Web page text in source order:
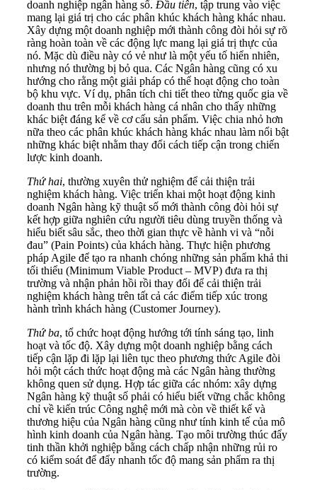
doanh nghiệp ngân hàng số. Đầu tiên, tập trung vào việc
mang lại giá trị cho các phân khúc khách hàng khác nhau.
Xây dựng một doanh nghiệp mới thành công đòi hỏi sự rõ
ràng hoàn toàn về các động lực mang lại giá trị thực của
nó. Mặc dù điều này có vẻ như là một yếu tố hiển nhiên,
nhưng nó thường bị bỏ qua. Các Ngân hàng cũng có xu
hướng cho rằng một giải pháp có thể hoạt động cho toàn
bộ khu vực. Ví dụ, phân tích chi tiết theo từng quốc gia về
doanh thu trên mỗi khách hàng cá nhân cho thấy những
khác biệt đáng kể về cơ cấu sản phẩm. Việc chia nhỏ hơn
nữa theo các phân khúc khách hàng khác nhau làm nổi bật
những khác biệt nhằm thay đổi cách tiếp cận trong chiến
lược kinh doanh.
Thứ hai, thường xuyên thử nghiệm để cải thiện trải
nghiệm khách hàng. Việc triển khai một hoạt động kinh
doanh Ngân hàng kỹ thuật số mới thành công đòi hỏi sự
kết hợp giữa nghiên cứu người tiêu dùng truyền thống và
hiểu biết sâu sắc, theo thời gian thực về hành vi và “nỗi
đau” (Pain Points) của khách hàng. Thực hiện phương
pháp Agile để tạo ra nhanh chóng những sản phẩm khả thi
tối thiểu (Minimum Viable Product – MVP) đưa ra thị
trường và nhận phản hồi rồi thay đổi để cải thiện trải
nghiệm khách hàng trên tất cả các điểm tiếp xúc trong
hành trình khách hàng (Customer Journey).
Thứ ba, tổ chức hoạt động hướng tới tính sáng tạo, linh
hoạt và tốc độ. Xây dựng một doanh nghiệp bằng cách
tiếp cận lặp đi lặp lại liên tục theo phương thức Agile đòi
hỏi một cách thức hoạt động mà các Ngân hàng thường
không quen sử dụng. Hợp tác giữa các nhóm: xây dựng
Ngân hàng kỹ thuật số phải có hiểu biết vững chắc không
chỉ về kiến trúc Công nghệ mới mà còn về thiết kế và
thương hiệu của Ngân hàng cũng như tính kinh tế của mô
hình kinh doanh của Ngân hàng. Tạo môi trường thúc đẩy
tinh thần khởi nghiệp bằng cách chấp nhận những rủi ro
có kiểm soát để đẩy nhanh tốc độ mang sản phẩm ra thị
trường.